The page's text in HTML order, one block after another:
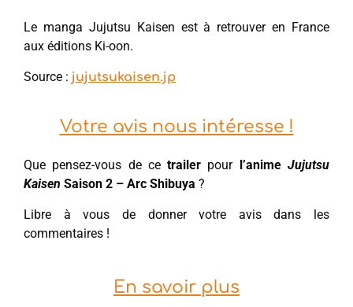
Le manga Jujutsu Kaisen est à retrouver en France
aux éditions Ki-oon.
Source : jujutsukaisen.jp
Votre avis nous intéresse !
Que pensez-vous de cetrailer pourl’animeJujutsu
Kaisen Saison 2 – Arc Shibuya ?
Libre à vous de donner votre avis dans les
commentaires !
En savoir plus